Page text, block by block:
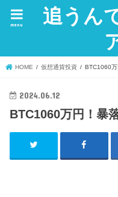
追うん
menu
HOME 仮想通貨投資 BTC1060万
2024.06.12
BTC1060万円！暴